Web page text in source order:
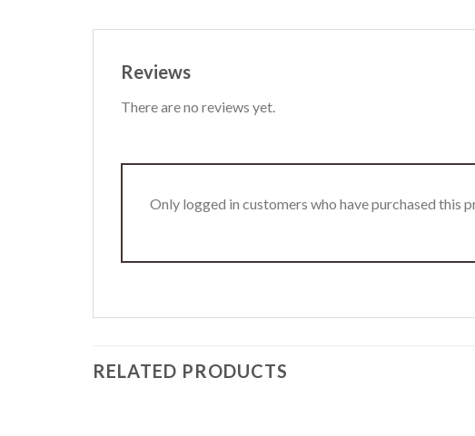
Reviews
There are no reviews yet.
Only logged in customers who have purchased this
RELATED PRODUCTS